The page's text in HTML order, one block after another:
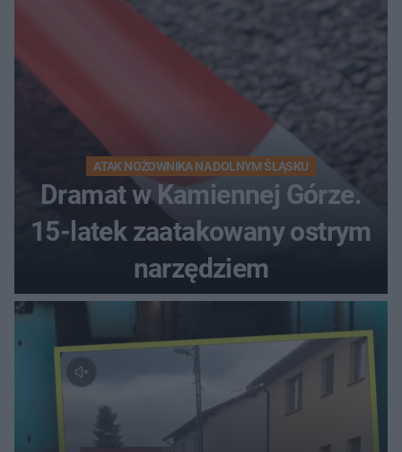
ATAK NOŻOWNIKA NA DOLNYM ŚLĄSKU
Dramat w Kamiennej Górze.
15-latek zaatakowany ostrym
narzędziem